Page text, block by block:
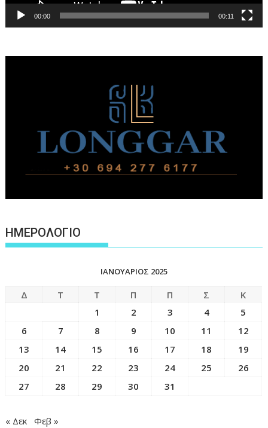
00:00 00:11
ΗΜΕΡΟΛΟΓΙΟ
ΙΑΝΟΥΆΡΙΟΣ 2025
Δ Τ Τ Π Π Σ
Κ
1
2 3 4
5
6
7 8 9 10 11
12
13
14 15 16 17 18
19
20
21 22 23 24 25
26
27
28 29 30 31
« Δεκ Φεβ »